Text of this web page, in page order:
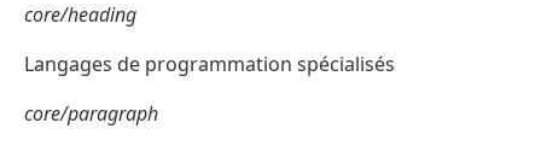
core/heading
Langages de programmation spécialisés
core/paragraph